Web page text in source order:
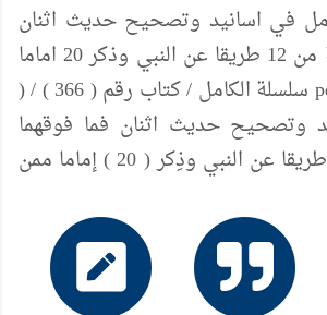
في اسانيد وتصحيح حديث اثنان
فما فوقهما جماعة من 12 طريقا عن النبي وذكر 20 اماما
ممن احتجوا به pdf سلسلة الكامل / كتاب رقم ( 366 ) / (
وتصحيح حديث اثنان فما فوقهما
جماعة من ( 12 ) طريقا عن النبي وذِكر ( 20 ) إماما ممن
د/ عامر الحسيني